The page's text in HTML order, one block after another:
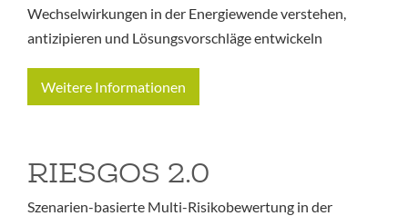
Wechselwirkungen in der Energiewende verstehen,
antizipieren und Lösungsvorschläge entwickeln
Weitere Informationen
RIESGOS 2.0
Szenarien-basierte Multi-Risikobewertung in der